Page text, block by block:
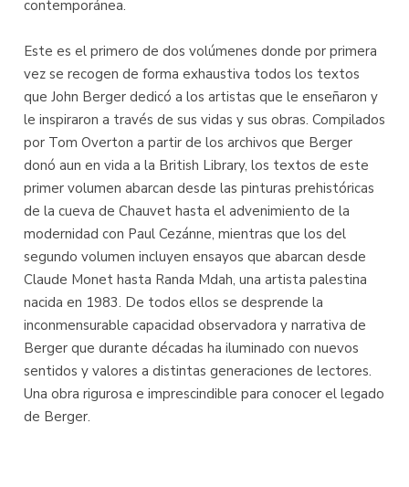
contemporánea.
Este es el primero de dos volúmenes donde por primera
vez se recogen de forma exhaustiva todos los textos
que John Berger dedicó a los artistas que le enseñaron y
le inspiraron a través de sus vidas y sus obras. Compilados
por Tom Overton a partir de los archivos que Berger
donó aun en vida a la British Library, los textos de este
primer volumen abarcan desde las pinturas prehistóricas
de la cueva de Chauvet hasta el advenimiento de la
modernidad con Paul Cezánne, mientras que los del
segundo volumen incluyen ensayos que abarcan desde
Claude Monet hasta Randa Mdah, una artista palestina
nacida en 1983. De todos ellos se desprende la
inconmensurable capacidad observadora y narrativa de
Berger que durante décadas ha iluminado con nuevos
sentidos y valores a distintas generaciones de lectores.
Una obra rigurosa e imprescindible para conocer el legado
de Berger.